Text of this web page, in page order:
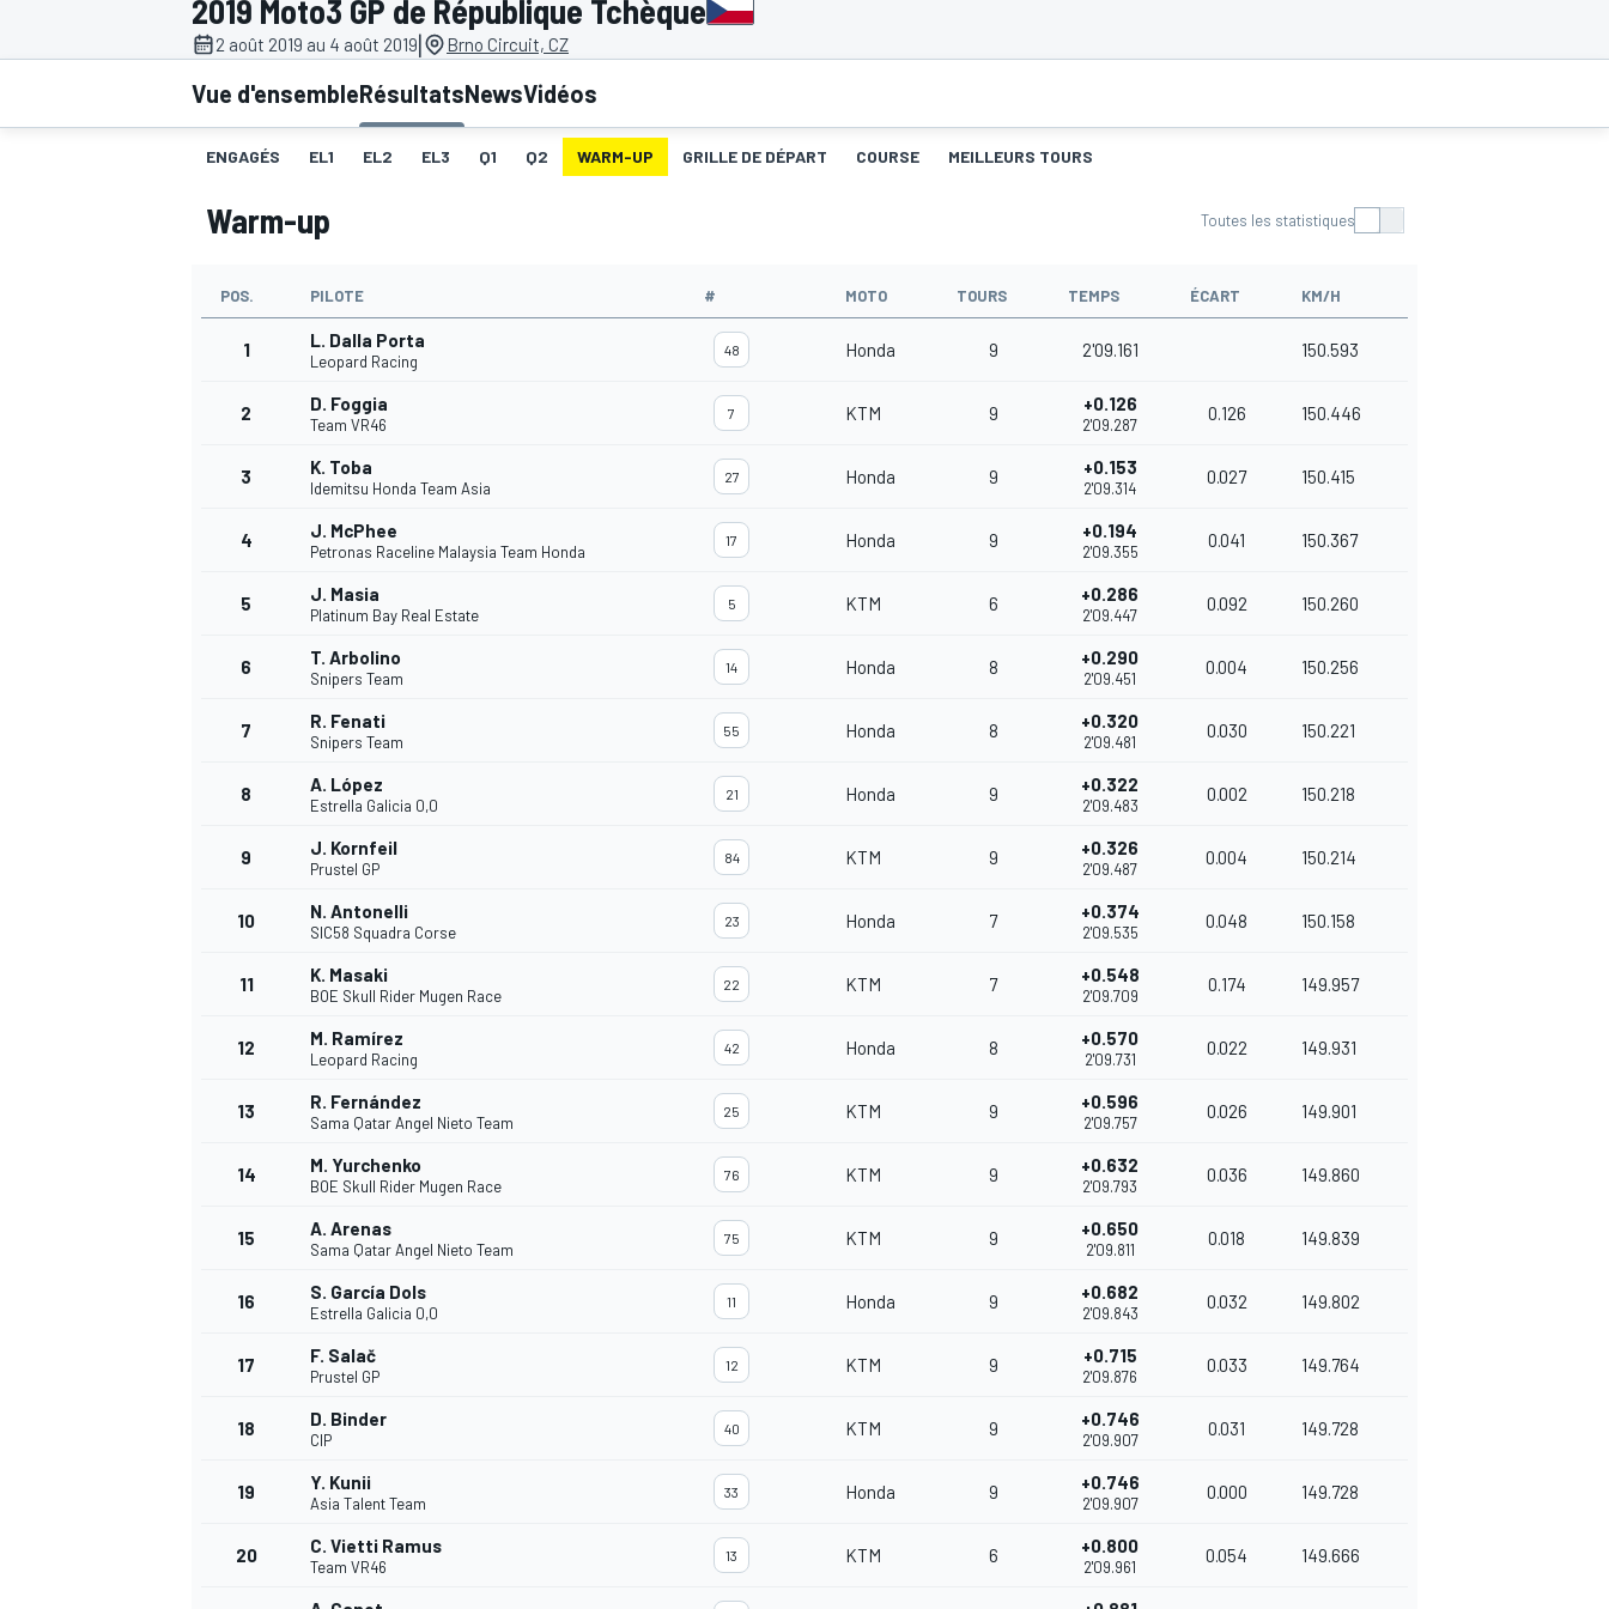
2019 Moto3 GP de République Tchèque
2 août 2019 au 4 août 2019| Brno Circuit, CZ
Vue d'ensembleRésultatsNewsVidéos
ENGAGÉS EL1 EL2 EL3 Q1 Q2 WARM-UP GRILLE DE DÉPART COURSE MEILLEURS TOURS
Warm-up Toutes les statistiques
POS. PILOTE # MOTO TOURS TEMPS ÉCART KM/H
1 L. Dalla Porta
Leopard Racing
48 Honda 9 2'09.161 150.593
2 D. Foggia
Team VR46
7 KTM 9 +0.126
2'09.287
0.126 150.446
3 K. Toba
Idemitsu Honda Team Asia
27 Honda 9 +0.153
2'09.314
0.027 150.415
4 J. McPhee
Petronas Raceline Malaysia Team Honda
17 Honda 9 +0.194
2'09.355
0.041 150.367
5 J. Masia
Platinum Bay Real Estate
5 KTM 6 +0.286
2'09.447
0.092 150.260
6 T. Arbolino
Snipers Team
14 Honda 8 +0.290
2'09.451
0.004 150.256
7 R. Fenati
Snipers Team
55 Honda 8 +0.320
2'09.481
0.030 150.221
8 A. López
Estrella Galicia 0,0
21 Honda 9 +0.322
2'09.483
0.002 150.218
9 J. Kornfeil
Prustel GP
84 KTM 9 +0.326
2'09.487
0.004 150.214
10 N. Antonelli
SIC58 Squadra Corse
23 Honda 7 +0.374
2'09.535
0.048 150.158
11 K. Masaki
BOE Skull Rider Mugen Race
22 KTM 7 +0.548
2'09.709
0.174 149.957
12 M. Ramírez
Leopard Racing
42 Honda 8 +0.570
2'09.731
0.022 149.931
13 R. Fernández
Sama Qatar Angel Nieto Team
25 KTM 9 +0.596
2'09.757
0.026 149.901
14 M. Yurchenko
BOE Skull Rider Mugen Race
76 KTM 9 +0.632
2'09.793
0.036 149.860
15 A. Arenas
Sama Qatar Angel Nieto Team
75 KTM 9 +0.650
2'09.811
0.018 149.839
16 S. García Dols
Estrella Galicia 0,0
11 Honda 9 +0.682
2'09.843
0.032 149.802
17 F. Salač
Prustel GP
12 KTM 9 +0.715
2'09.876
0.033 149.764
18 D. Binder
CIP
40 KTM 9 +0.746
2'09.907
0.031 149.728
19 Y. Kunii
Asia Talent Team
33 Honda 9 +0.746
2'09.907
0.000 149.728
20 C. Vietti Ramus
Team VR46
13 KTM 6 +0.800
2'09.961
0.054 149.666